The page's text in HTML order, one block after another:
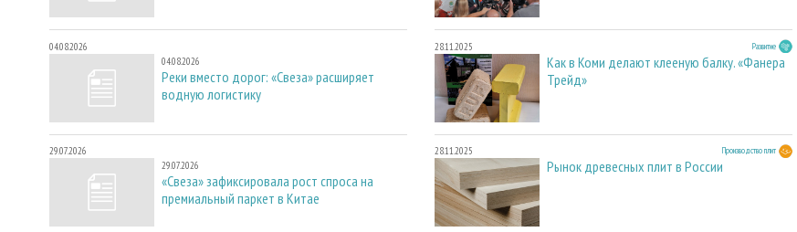
04.08.2026
04.08.2026
Реки вместо дорог: «Свеза» расширяет
водную логистику
29.07.2026
29.07.2026
«Свеза» зафиксировала рост спроса на
премиальный паркет в Китае
28.11.2025 Развитие
Как в Коми делают клееную балку. «Фанера
Трейд»
28.11.2025 Производство плит
Рынок древесных плит в России